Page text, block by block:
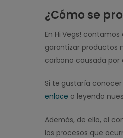
¿Cómo se
En Hi Vegs!
garantizar productos
carbono causada por
Si te gustaría
enlace o leyendo
Además, de ello, el
los procesos que